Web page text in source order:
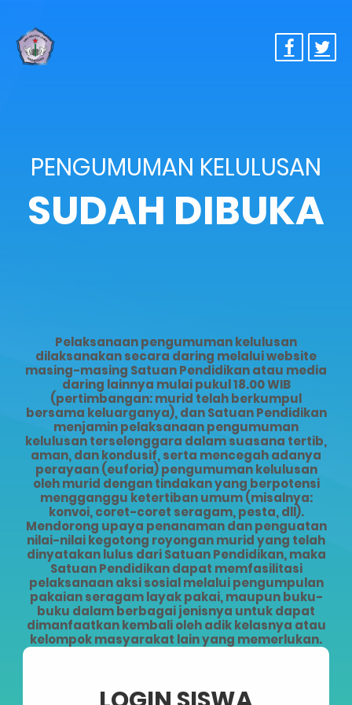
PENGUMUMAN KELULUSAN
SUDAH DIBUKA
Pelaksanaan pengumuman kelulusan
dilaksanakan secara daring melalui website
masing-masing Satuan Pendidikan atau media
daring lainnya mulai pukul 18.00 WIB
(pertimbangan: murid telah berkumpul
bersama keluarganya), dan Satuan Pendidikan
menjamin pelaksanaan pengumuman
kelulusan terselenggara dalam suasana tertib,
aman, dan kondusif, serta mencegah adanya
perayaan (euforia) pengumuman kelulusan
oleh murid dengan tindakan yang berpotensi
mengganggu ketertiban umum (misalnya:
konvoi, coret-coret seragam, pesta, dll).
Mendorong upaya penanaman dan penguatan
nilai-nilai kegotong royongan murid yang telah
dinyatakan lulus dari Satuan Pendidikan, maka
Satuan Pendidikan dapat memfasilitasi
pelaksanaan aksi sosial melalui pengumpulan
pakaian seragam layak pakai, maupun buku-
buku dalam berbagai jenisnya untuk dapat
dimanfaatkan kembali oleh adik kelasnya atau
kelompok masyarakat lain yang memerlukan.